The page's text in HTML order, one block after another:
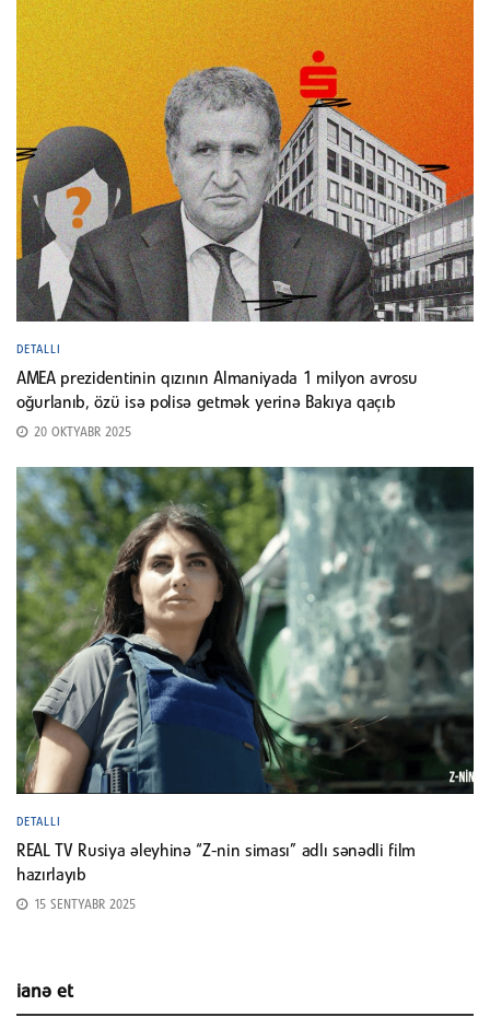
DETALLI
AMEA prezidentinin qızının Almaniyada 1 milyon avrosu
oğurlanıb, özü isə polisə getmək yerinə Bakıya qaçıb
20 OKTYABR 2025
DETALLI
REAL TV Rusiya əleyhinə “Z-nin siması” adlı sənədli film
hazırlayıb
15 SENTYABR 2025
ianə et